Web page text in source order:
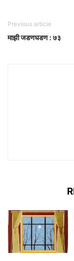
Previous article
माझी जडणघडण : ७३